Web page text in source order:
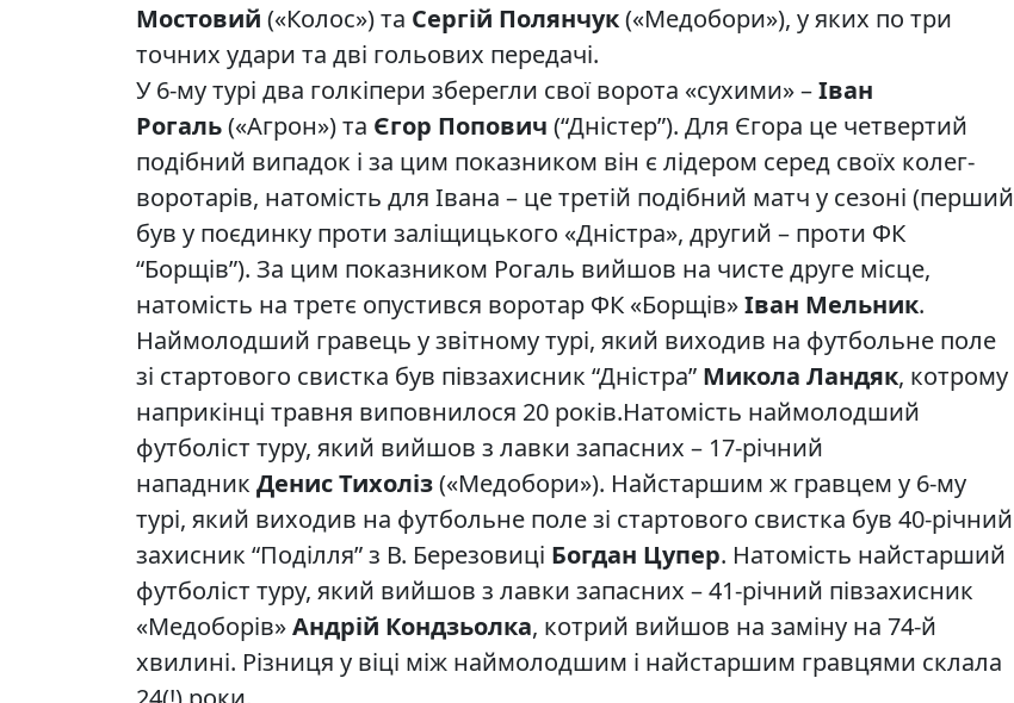
Мостовий («Колос») та Сергій Полянчук(«Медобори»), у яких по три
точних удари та дві гольових передачі.
У 6-му турі два голкіпери зберегли свої ворота «сухими» –Іван
Рогаль(«Агрон») та Єгор Попович (“Дністер”). Для Єгора це четвертий
подібний випадок і за цим показником він є лідером серед своїх колег-
воротарів, натомість для Івана – це третій подібний матч у сезоні (перший
був у поєдинку проти заліщицького «Дністра», другий – проти ФК
“Борщів”). За цим показником Рогаль вийшов на чисте друге місце,
натомість на третє опустився воротар ФК «Борщів»Іван Мельник.
Наймолодший гравець у звітному турі, який виходив на футбольне поле
зі стартового свистка був півзахисник “Дністра” Микола Ландяк, котрому
наприкінці травня виповнилося 20 років.Натомість наймолодший
футболіст туру, який вийшов з лавки запасних – 17-річний
нападник Денис Тихоліз(«Медобори»). Найстаршим ж гравцем у 6-му
турі, який виходив на футбольне поле зі стартового свистка був 40-річний
захисник “Поділля” з В. Березовиці Богдан Цупер. Натомість найстарший
футболіст туру, який вийшов з лавки запасних – 41-річний півзахисник
«Медоборів»Андрій Кондзьолка, котрий вийшов на заміну на 74-й
хвилині. Різниця у віці між наймолодшим і найстаршим гравцями склала